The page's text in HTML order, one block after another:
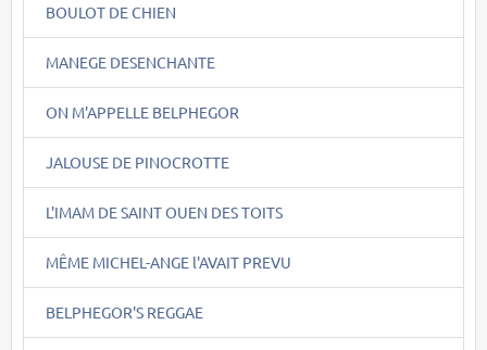
BOULOT DE CHIEN
MANEGE DESENCHANTE
ON M'APPELLE BELPHEGOR
JALOUSE DE PINOCROTTE
L'IMAM DE SAINT OUEN DES TOITS
MÊME MICHEL-ANGE l'AVAIT PREVU
BELPHEGOR'S REGGAE